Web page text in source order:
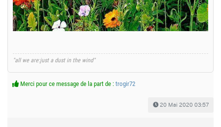
"all we are:just a dust in the wind"
Merci pour ce message de la part de : trogir72
20 Mai 2020 03:57